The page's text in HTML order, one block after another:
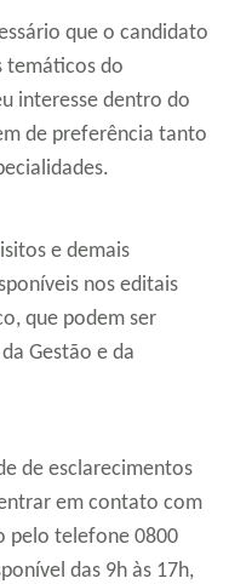
que o candidato
temáticos do
interesse dentro do
de preferência tanto
e demais
nos editais
que podem ser
Gestão e da
de esclarecimentos
em contato com
pelo telefone 0800
das 9h às 17h,